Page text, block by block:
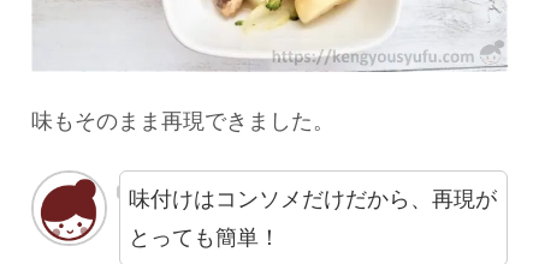
味もそのまま再現できました。
味付けはコンソメだけだから、再現が
とっても簡単！